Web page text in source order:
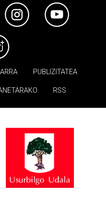
PUBLIZITATEA
RSS